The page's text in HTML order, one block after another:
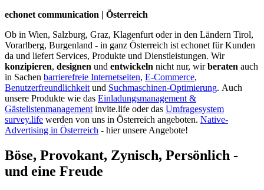
echonet communication | Österreich
Ob in Wien, Salzburg, Graz, Klagenfurt oder in den Ländern Tirol,
Vorarlberg, Burgenland - in ganz Österreich ist echonet für Kunden
da und liefert Services, Produkte und Dienstleistungen. Wir
konzipieren, designen und entwickeln nicht nur, wirberaten auch
in Sachen barrierefreie Internetseiten, E-Commerce,
Benutzerfreundlichkeit und Suchmaschinen-Optimierung. Auch
unsere Produkte wie das Einladungsmanagement &
Gästelistenmanagement invite.life oder das Umfragesystem
survey.life werden von uns in Österreich angeboten. Native-
Advertising in Österreich - hier unsere Angebote!
Böse, Provokant, Zynisch, Persönlich -
und eine Freude